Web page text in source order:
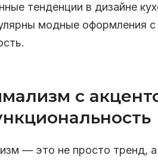
тенденции в дизайне
модные оформления
с
— это не просто тренд,